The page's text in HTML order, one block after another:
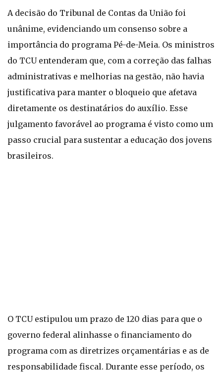
A decisão do Tribunal de Contas da União foi
unânime, evidenciando um consenso sobre a
importância do programa Pé-de-Meia. Os ministros
do TCU entenderam que, com a correção das falhas
administrativas e melhorias na gestão, não havia
justificativa para manter o bloqueio que afetava
diretamente os destinatários do auxílio. Esse
julgamento favorável ao programa é visto como um
passo crucial para sustentar a educação dos jovens
brasileiros.
O TCU estipulou um prazo de 120 dias para que o
governo federal alinhasse o financiamento do
programa com as diretrizes orçamentárias e as de
responsabilidade fiscal. Durante esse período, os